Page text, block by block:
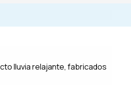
lluvia relajante, fabricados